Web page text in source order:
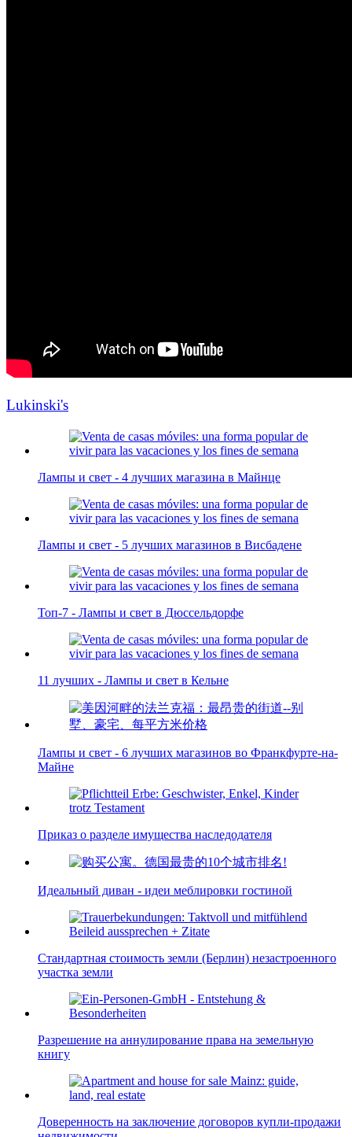
Lukinski's
Лампы и свет - 4 лучших магазина в Майнце
Лампы и свет - 5 лучших магазинов в Висбадене
Топ-7 - Лампы и свет в Дюссельдорфе
11 лучших - Лампы и свет в Кельне
Лампы и свет - 6 лучших магазинов во Франкфурте-на-
Майне
Приказ о разделе имущества наследодателя
Идеальный диван - идеи меблировки гостиной
Стандартная стоимость земли (Берлин) незастроенного
участка земли
Разрешение на аннулирование права на земельную
книгу
Доверенность на заключение договоров купли-продажи